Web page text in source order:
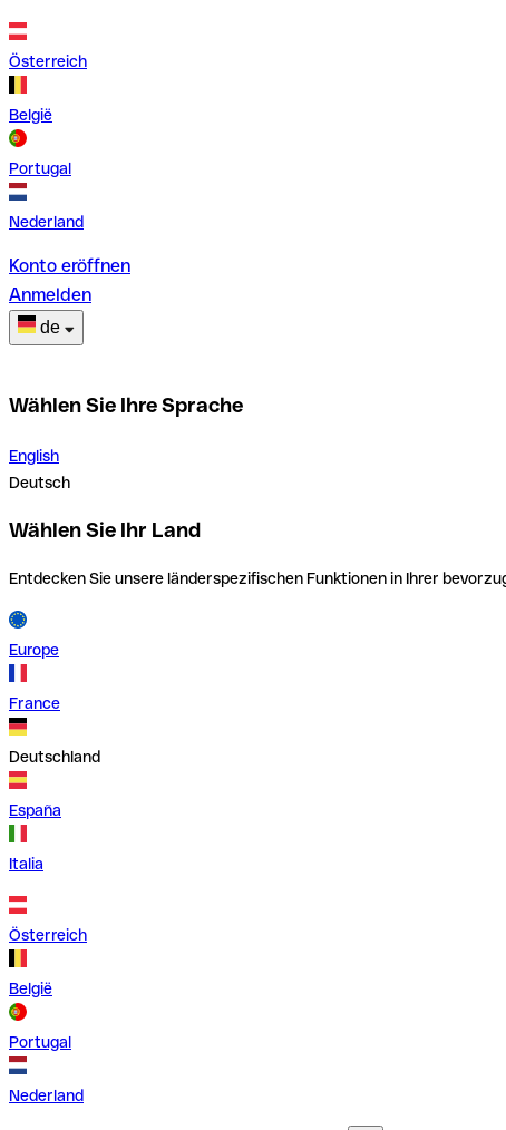
Österreich
België
Portugal
Nederland
Konto eröffnen
Anmelden
de
Wählen Sie Ihre Sprache
English
Deutsch
Wählen Sie Ihr Land
Entdecken Sie unsere länderspezifischen Funktionen in Ihrer
Europe
France
Deutschland
España
Italia
Österreich
België
Portugal
Nederland